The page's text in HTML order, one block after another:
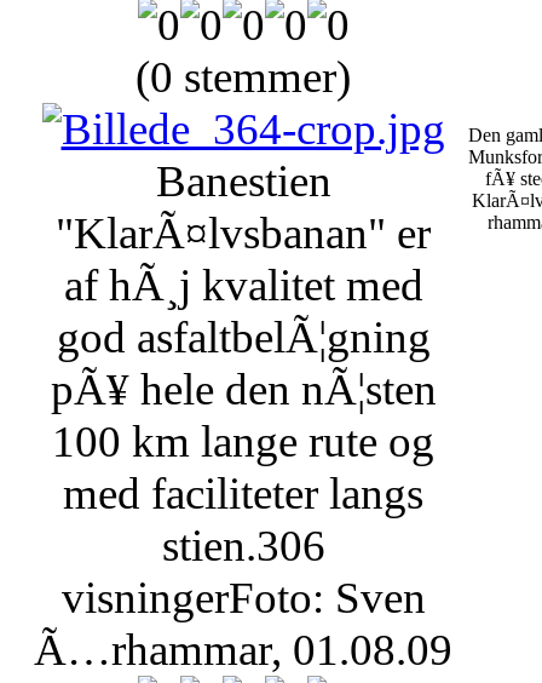
(0 stemmer)
Banestien
"KlarÃ¤lvsbanan" er
af hÃ¸j kvalitet med
god asfaltbelÃ¦gning
pÃ¥ hele den nÃ¦sten
100 km lange rute og
med faciliteter langs
stien.306
visningerFoto: Sven
Ã…rhammar, 01.08.09
Den
fÃ¥